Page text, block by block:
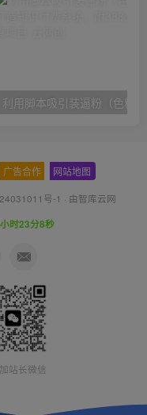
广告合作 网站地图
号-1 · 由智库云网
时23分8秒
站长微信